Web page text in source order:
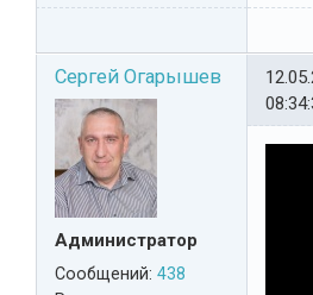
Сергей Огарышев
Администратор
Сообщений: 438